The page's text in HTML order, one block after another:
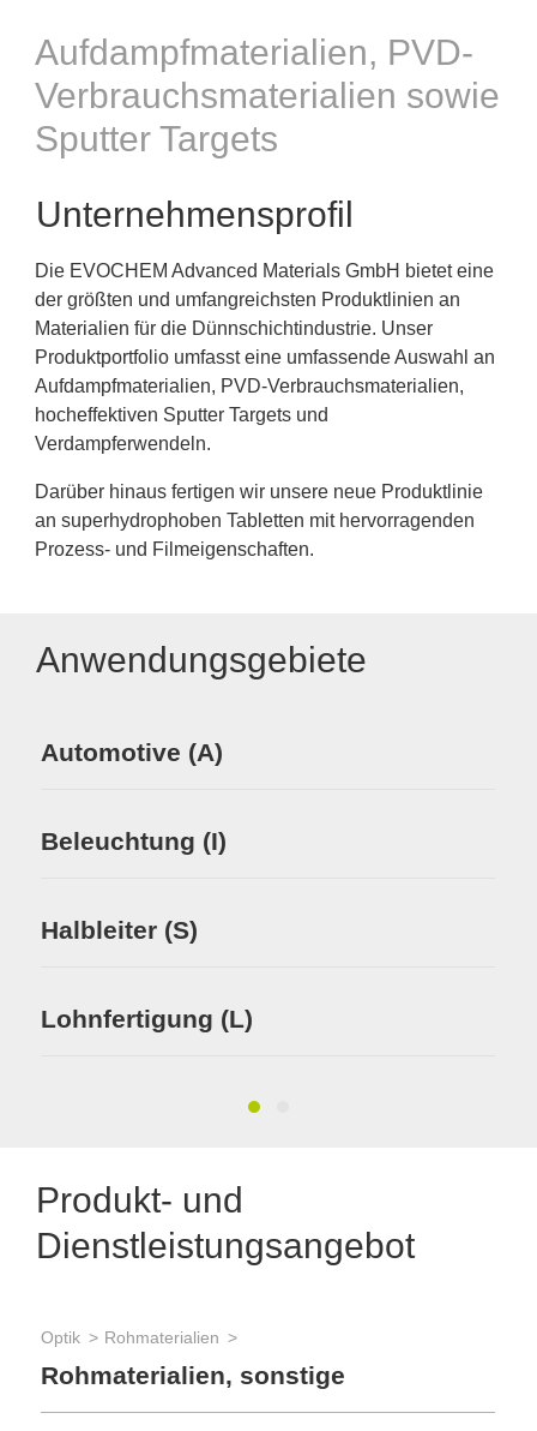
Aufdampfmaterialien, PVD-
Verbrauchsmaterialien sowie
Sputter Targets
Unternehmensprofil
Die EVOCHEM Advanced Materials GmbH bietet eine
der größten und umfangreichsten Produktlinien an
Materialien für die Dünnschichtindustrie. Unser
Produktportfolio umfasst eine umfassende Auswahl an
Aufdampfmaterialien, PVD-Verbrauchsmaterialien,
hocheffektiven Sputter Targets und
Verdampferwendeln.
Darüber hinaus fertigen wir unsere neue Produktlinie
an superhydrophoben Tabletten mit hervorragenden
Prozess- und Filmeigenschaften.
Anwendungsgebiete
Automotive (A)
Beleuchtung (I)
Halbleiter (S)
Lohnfertigung (L)
Produkt- und
Dienstleistungsangebot
Optik Rohmaterialien
Rohmaterialien, sonstige